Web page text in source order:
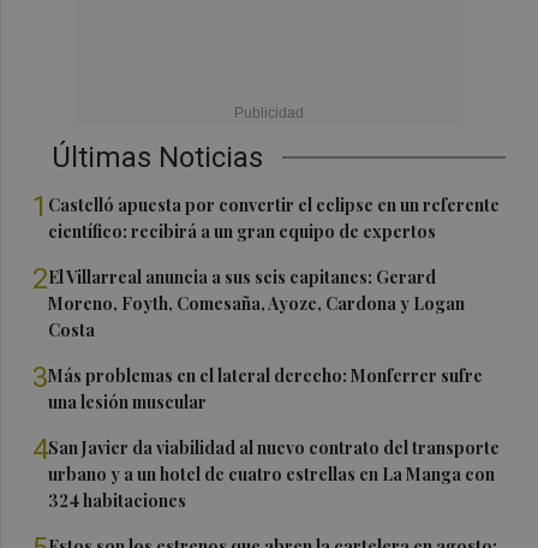
Últimas Noticias
1 Castelló apuesta por convertir el eclipse en un referente
científico: recibirá a un gran equipo de expertos
2El Villarreal anuncia a sus seis capitanes: Gerard
Moreno, Foyth, Comesaña, Ayoze, Cardona y Logan
Costa
3Más problemas en el lateral derecho: Monferrer sufre
una lesión muscular
4San Javier da viabilidad al nuevo contrato del transporte
urbano y a un hotel de cuatro estrellas en La Manga con
324 habitaciones